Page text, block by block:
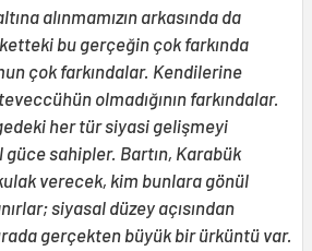
alınmamızın arkasında da
bu gerçeğin çok farkında
çok farkındalar. Kendilerine
olmadığının farkındalar.
her tür siyasi gelişmeyi
sahipler. Bartın, Karabük
verecek, kim bunlara gönül
siyasal düzey açısından
gerçekten büyük bir ürküntü var.